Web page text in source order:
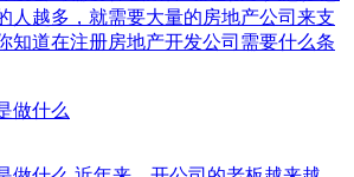
人越多，就需要大量的房地产公司来支
知道在注册房地产开发公司需要什么条
做什么